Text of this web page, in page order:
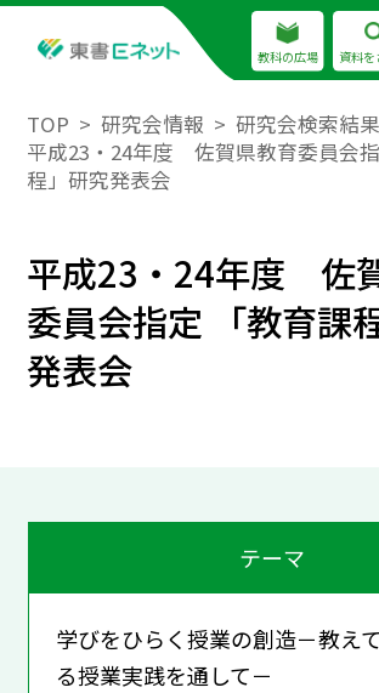
教科の広場 資料を
TOP 研究会情報
研究会検索結
平成23・24年度 佐賀県教育委員会
程」研究発表会
平成23・24年度 佐
委員会指定 「教育課
発表会
テーマ
学びをひらく授業の創造－教え
る授業実践を通して－